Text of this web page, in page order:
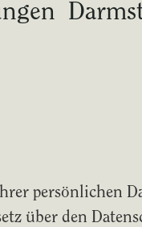
persönlichen
über den